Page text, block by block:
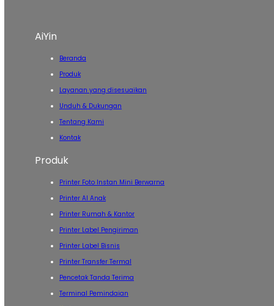
AiYin
Beranda
Produk
Layanan yang disesuaikan
Unduh & Dukungan
Tentang Kami
Kontak
Produk
Printer Foto Instan Mini Berwarna
Printer AI Anak
Printer Rumah & Kantor
Printer Label Pengiriman
Printer Label Bisnis
Printer Transfer Termal
Pencetak Tanda Terima
Terminal Pemindaian